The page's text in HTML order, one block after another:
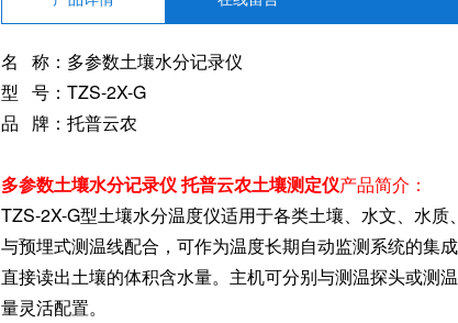
名 称：多参数土壤水分记录仪
型 号：TZS-2X-G
品 牌：托普云农
多参数土壤水分记录仪 托普云农土壤测定仪产品简介：
TZS-2X-G型土壤水分温度仪适用于各类土壤、水文、水质
与预埋式测温线配合，可作为温度长期自动监测系统的集
直接读出土壤的体积含水量。主机可分别与测温探头或测
量灵活配置。